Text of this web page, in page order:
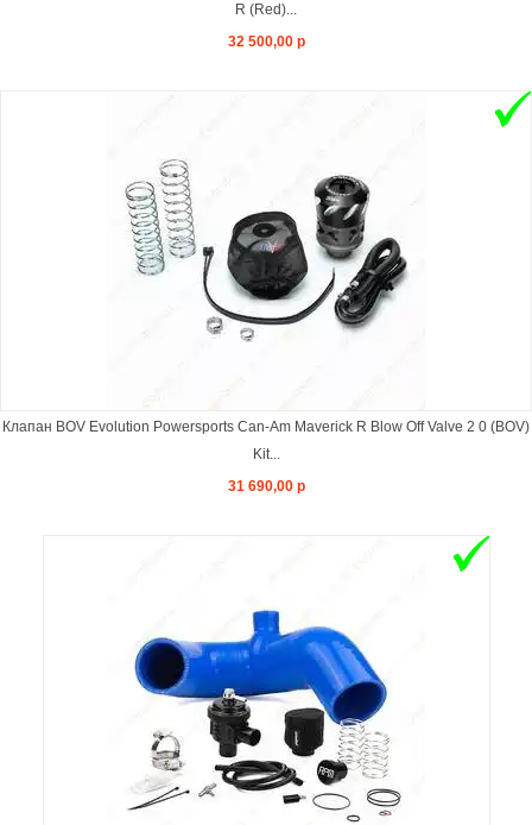
R (Red)...
32 500,00 р
Клапан BOV Evolution Powersports Can-Am Maverick R Blow Off Valve 2 0 (BOV)
Kit...
31 690,00 р